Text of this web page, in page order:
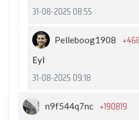
31-08-2025 08:55
Pelleboog1908
Eyl
31-08-2025 09:18
n9f544q7nc +190819